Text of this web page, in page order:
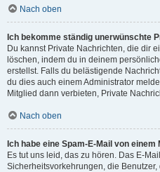
Nach oben
Ich bekomme ständig unerwünschte
Du kannst Private Nachrichten, die dir
löschen, indem du in deinem
erstellst. Falls du belästigende
du dies auch einem Administrator
Mitglied dann verbieten, Private
Nach oben
Ich habe eine Spam-E-Mail von
Es tut uns leid, das zu hören. Das E-
Sicherheitsvorkehrungen, die